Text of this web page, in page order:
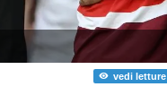
vedi letture